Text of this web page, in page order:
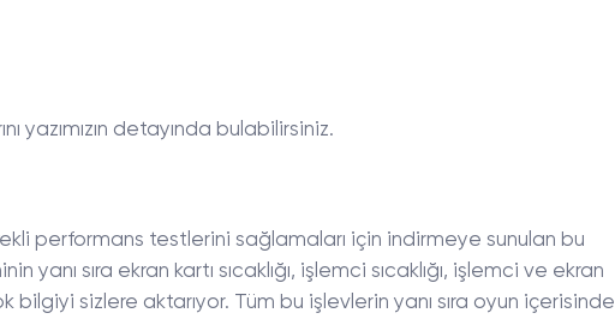
yazımızın detayında bulabilirsiniz.
performans testlerini sağlamaları için indirmeye sunulan bu
yanı sıra ekran kartı sıcaklığı, işlemci sıcaklığı, işlemci ve ekran
bilgiyi sizlere aktarıyor. Tüm bu işlevlerin yanı sıra oyun içerisinde